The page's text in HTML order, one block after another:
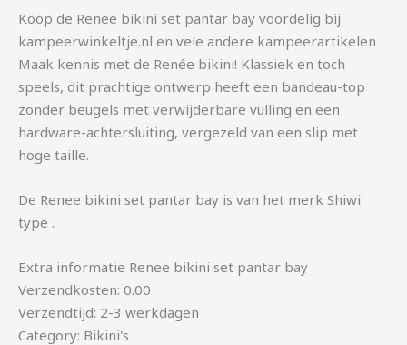
Koop de Renee bikini set pantar bay voordelig bij
kampeerwinkeltje.nl en vele andere kampeerartikelen
Maak kennis met de Renée bikini! Klassiek en toch
speels, dit prachtige ontwerp heeft een bandeau-top
zonder beugels met verwijderbare vulling en een
hardware-achtersluiting, vergezeld van een slip met
hoge taille.
De Renee bikini set pantar bay is van het merk Shiwi
type .
Extra informatie Renee bikini set pantar bay
Verzendkosten: 0.00
Verzendtijd: 2-3 werkdagen
Category: Bikini's